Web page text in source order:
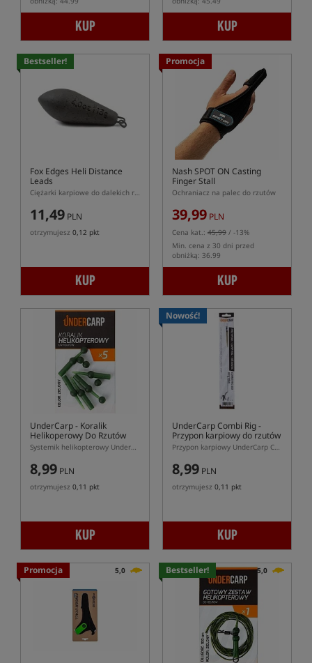
KUP KUP
Bestseller!
Fox Edges Heli Distance
Leads
Ciężarki karpiowe do dalekich rzutów z pierścieniem 4 mm
11,49 PLN
otrzymujesz 0,12 pkt
KUP
Promocja
Nash SPOT ON Casting
Finger Stall
Ochraniacz na palec do rzutów
39,99 PLN
Cena kat.: 45,99 / -13%
Min. cena z 30 dni przed
obniżką: 36.99
KUP
UnderCarp- Koralik
Helikoperowy Do Rzutów
Systemik helikopterowy UnderCarp dedykowany do rzutów
8,99 PLN
otrzymujesz 0,11 pkt
KUP
Nowość!
UnderCarp Combi Rig-
Przypon karpiowy do rzutów
(bezzadziorowy)
Przypon karpiowy UnderCarp Combi Rig do dalekich rzutów
8,99 PLN
otrzymujesz 0,11 pkt
KUP
Promocja 5,0 Bestseller! 5,0